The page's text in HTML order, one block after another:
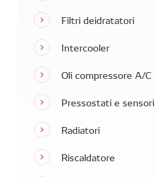
Filtri deidratatori
Intercooler
Oli compressore A/C
Pressostati e sensori
Radiatori
Riscaldatore